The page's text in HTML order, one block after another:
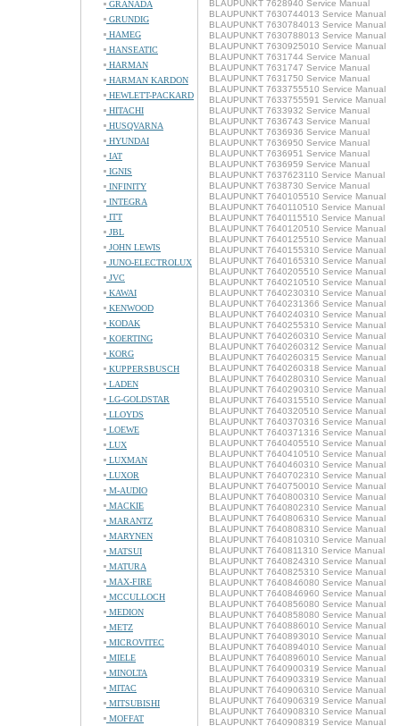
GRANADA
GRUNDIG
HAMEG
HANSEATIC
HARMAN
HARMAN KARDON
HEWLETT-PACKARD
HITACHI
HUSQVARNA
HYUNDAI
IAT
IGNIS
INFINITY
INTEGRA
ITT
JBL
JOHN LEWIS
JUNO-ELECTROLUX
JVC
KAWAI
KENWOOD
KODAK
KOERTING
KORG
KUPPERSBUSCH
LADEN
LG-GOLDSTAR
LLOYDS
LOEWE
LUX
LUXMAN
LUXOR
M-AUDIO
MACKIE
MARANTZ
MARYNEN
MATSUI
MATURA
MAX-FIRE
MCCULLOCH
MEDION
METZ
MICROVITEC
MIELE
MINOLTA
MITAC
MITSUBISHI
MOFFAT
BLAUPUNKT 7628940 Service Manual
BLAUPUNKT 7630744013 Service Manual
BLAUPUNKT 7630784013 Service Manual
BLAUPUNKT 7630788013 Service Manual
BLAUPUNKT 7630925010 Service Manual
BLAUPUNKT 7631744 Service Manual
BLAUPUNKT 7631747 Service Manual
BLAUPUNKT 7631750 Service Manual
BLAUPUNKT 7633755510 Service Manual
BLAUPUNKT 7633755591 Service Manual
BLAUPUNKT 7633932 Service Manual
BLAUPUNKT 7636743 Service Manual
BLAUPUNKT 7636936 Service Manual
BLAUPUNKT 7636950 Service Manual
BLAUPUNKT 7636951 Service Manual
BLAUPUNKT 7636959 Service Manual
BLAUPUNKT 7637623110 Service Manual
BLAUPUNKT 7638730 Service Manual
BLAUPUNKT 7640105510 Service Manual
BLAUPUNKT 7640110510 Service Manual
BLAUPUNKT 7640115510 Service Manual
BLAUPUNKT 7640120510 Service Manual
BLAUPUNKT 7640125510 Service Manual
BLAUPUNKT 7640155310 Service Manual
BLAUPUNKT 7640165310 Service Manual
BLAUPUNKT 7640205510 Service Manual
BLAUPUNKT 7640210510 Service Manual
BLAUPUNKT 7640230310 Service Manual
BLAUPUNKT 7640231366 Service Manual
BLAUPUNKT 7640240310 Service Manual
BLAUPUNKT 7640255310 Service Manual
BLAUPUNKT 7640260310 Service Manual
BLAUPUNKT 7640260312 Service Manual
BLAUPUNKT 7640260315 Service Manual
BLAUPUNKT 7640260318 Service Manual
BLAUPUNKT 7640280310 Service Manual
BLAUPUNKT 7640290310 Service Manual
BLAUPUNKT 7640315510 Service Manual
BLAUPUNKT 7640320510 Service Manual
BLAUPUNKT 7640370316 Service Manual
BLAUPUNKT 7640371316 Service Manual
BLAUPUNKT 7640405510 Service Manual
BLAUPUNKT 7640410510 Service Manual
BLAUPUNKT 7640460310 Service Manual
BLAUPUNKT 7640702310 Service Manual
BLAUPUNKT 7640750010 Service Manual
BLAUPUNKT 7640800310 Service Manual
BLAUPUNKT 7640802310 Service Manual
BLAUPUNKT 7640806310 Service Manual
BLAUPUNKT 7640808310 Service Manual
BLAUPUNKT 7640810310 Service Manual
BLAUPUNKT 7640811310 Service Manual
BLAUPUNKT 7640824310 Service Manual
BLAUPUNKT 7640825310 Service Manual
BLAUPUNKT 7640846080 Service Manual
BLAUPUNKT 7640846960 Service Manual
BLAUPUNKT 7640856080 Service Manual
BLAUPUNKT 7640858080 Service Manual
BLAUPUNKT 7640886010 Service Manual
BLAUPUNKT 7640893010 Service Manual
BLAUPUNKT 7640894010 Service Manual
BLAUPUNKT 7640896010 Service Manual
BLAUPUNKT 7640900319 Service Manual
BLAUPUNKT 7640903319 Service Manual
BLAUPUNKT 7640906310 Service Manual
BLAUPUNKT 7640906319 Service Manual
BLAUPUNKT 7640908310 Service Manual
BLAUPUNKT 7640908319 Service Manual